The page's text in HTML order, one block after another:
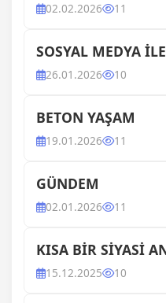
02.02.2026 11
SOSYAL MEDYA
26.01.2026 10
BETON YAŞAM
19.01.2026 11
GÜNDEM
02.01.2026 11
KISA BİR SİYASİ
15.12.2025 10